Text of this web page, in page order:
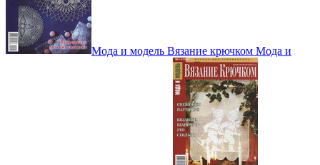
Мода и модель Вязание крючком Мода и